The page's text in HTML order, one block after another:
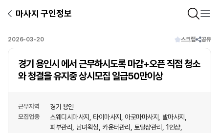
마사지 구인정보
2026-03-20 스크랩 공유
경기 용인시 에서 근무하시도록 마감+오픈 직접 청소
와 청결을 유지중 상시모집 일급50만이상
근무지역 경기 용인
모집업종 스웨디시마사지 타이마사지 아로마마사지
발마사지
피부관리
남녀왁싱 카운터관리 토탈샵관리
1인샵